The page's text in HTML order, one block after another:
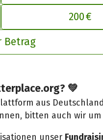
200 €
Betrag
💚
aus
bitten auch wir um
unser
Deinen